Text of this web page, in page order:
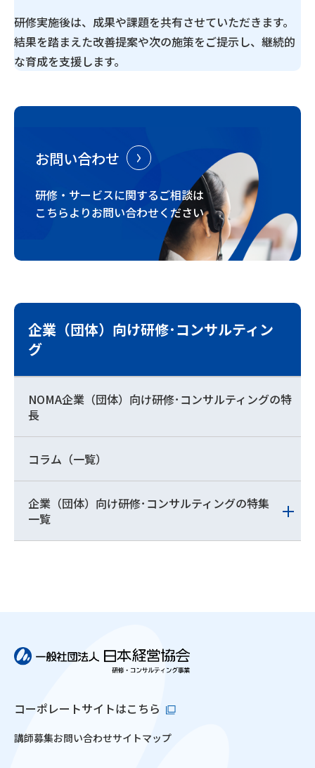
研修実施後は、成果や課題を共有させていただきます。
結果を踏まえた改善提案や次の施策をご提示し、継続的
な育成を支援します。
お問い合わせ
研修・サービスに関するご相談は
こちらよりお問い合わせください
企業（団体）向け研修･コンサルティン
グ
NOMA企業（団体）向け研修･コンサルティングの特
長
コラム（一覧）
企業（団体）向け研修･コンサルティングの特集
一覧
コーポレートサイトはこちら
講師募集お問い合わせサイトマップ